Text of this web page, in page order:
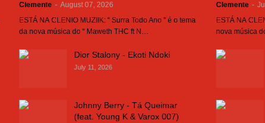
Clemente - August 07, 2026
ESTÁ NA CLENIO MUZIIK: “ Surra Todo Ano ” é o tema
da nova música do “ Maweth THC ft N…
Dior Stalony - Ekoti Ndoki
July 11, 2026
Johnny Berry - Tá Queimar
(feat. Young K & Varox 007)
Clemente -
ESTÁ NA
nova música